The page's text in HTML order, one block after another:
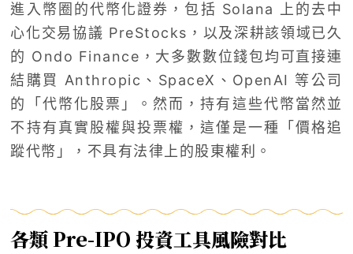
進入幣圈的代幣化證券，包括 Solana 上的去中
心化交易協議 PreStocks，以及深耕該領域已久
的 Ondo Finance，大多數數位錢包均可直接連
結購買 Anthropic、SpaceX、OpenAI 等公司
的「代幣化股票」。然而，持有這些代幣當然並
不持有真實股權與投票權，這僅是一種「價格追
蹤代幣」，不具有法律上的股東權利。
各類 Pre-IPO 投資工具風險對比